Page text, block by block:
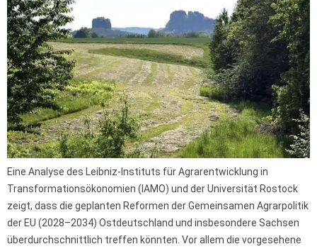
Eine Analyse des Leibniz-Instituts für Agrarentwicklung in
Transformationsökonomien (IAMO) und der Universität Rostock
zeigt, dass die geplanten Reformen der Gemeinsamen Agrarpolitik
der EU (2028–2034) Ostdeutschland und insbesondere Sachsen
überdurchschnittlich treffen könnten. Vor allem die vorgesehene